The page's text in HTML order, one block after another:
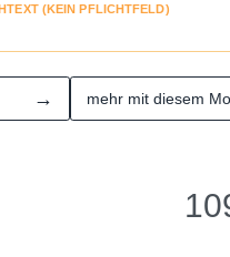
(KEIN PFLICHTFELD)
→ mehr mit diesem